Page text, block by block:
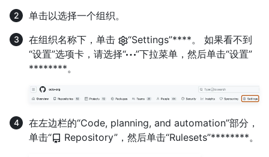
单击以选择一个组织。
在组织名称下，单击
“Settings”****。 如果看不到
“设置”选项卡，请选择“
”下拉菜单，然后单击“设置”
********。
在左边栏的“Code, planning, and automation”部分，
单击“
Repository”，然后单击“Rulesets”********。